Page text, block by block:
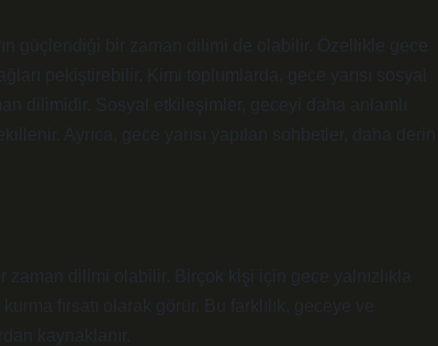
güçlendiği bir zaman dilimi de olabilir. Özellikle gece
pekiştirebilir. Kimi toplumlarda, gece yarısı sosyal
dilimidir. Sosyal etkileşimler, geceyi daha anlamlı
Ayrıca, gece yarısı yapılan sohbetler, daha derin
zaman dilimi olabilir. Birçok kişi için gece yalnızlıkla
fırsatı olarak görür. Bu farklılık, geceye ve
kaynaklanır.